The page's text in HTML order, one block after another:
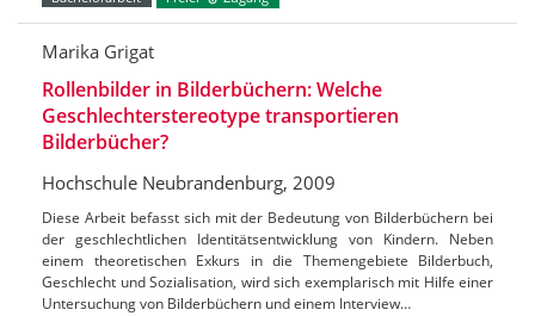
Marika Grigat
Rollenbilder in Bilderbüchern: Welche
Geschlechterstereotype transportieren
Bilderbücher?
Hochschule Neubrandenburg, 2009
Diese Arbeit befasst sich mit der Bedeutung von Bilderbüchern bei
der geschlechtlichen Identitätsentwicklung von Kindern. Neben
einem theoretischen Exkurs in die Themengebiete Bilderbuch,
Geschlecht und Sozialisation, wird sich exemplarisch mit Hilfe einer
Untersuchung von Bilderbüchern und einem Interview…